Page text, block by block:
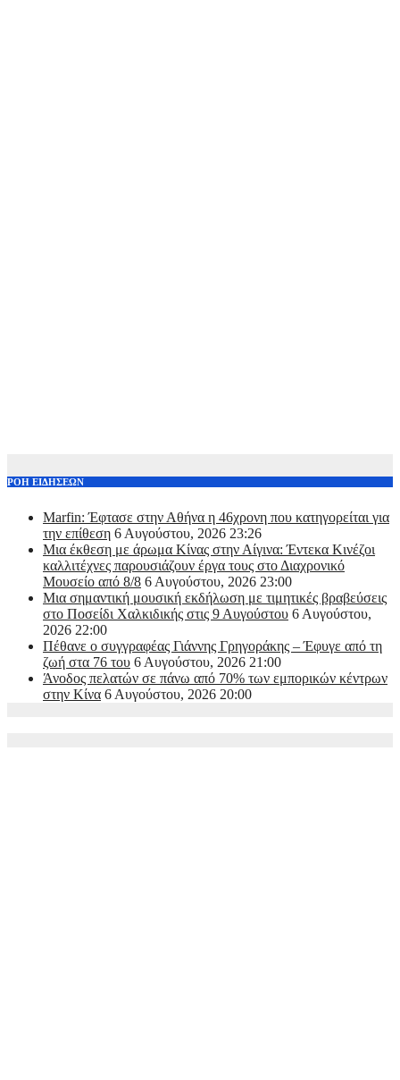
ΡΟΗ ΕΙΔΗΣΕΩΝ
Marfin: Έφτασε στην Αθήνα η 46χρονη που κατηγορείται για
την επίθεση 6 Αυγούστου, 2026 23:26
Μια έκθεση με άρωμα Κίνας στην Αίγινα: Έντεκα Κινέζοι
καλλιτέχνες παρουσιάζουν έργα τους στο Διαχρονικό
Μουσείο από 8/8 6 Αυγούστου, 2026 23:00
Μια σημαντική μουσική εκδήλωση με τιμητικές βραβεύσεις
στο Ποσείδι Χαλκιδικής στις 9 Αυγούστου 6 Αυγούστου,
2026 22:00
Πέθανε ο συγγραφέας Γιάννης Γρηγοράκης – Έφυγε από τη
ζωή στα 76 του 6 Αυγούστου, 2026 21:00
Άνοδος πελατών σε πάνω από 70% των εμπορικών κέντρων
στην Κίνα 6 Αυγούστου, 2026 20:00